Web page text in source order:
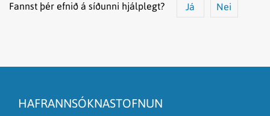
Fannst þér efnið á síðunni hjálplegt? Já Nei
Það er of mikið efni á síðunni
HAFRANNSÓKNASTOFNUN